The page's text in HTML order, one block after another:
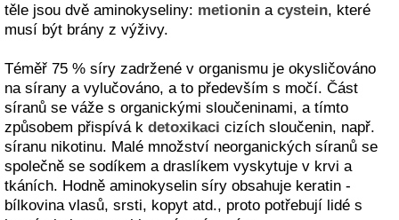
těle jsou dvě aminokyseliny: metionin a cystein, které
musí být brány z výživy.
Téměř 75 % síry zadržené v organismu je okysličováno
na sírany a vylučováno, a to především s močí. Část
síranů se váže s organickými sloučeninami, a tímto
způsobem přispívá k detoxikaci cizích sloučenin, např.
síranu nikotinu. Malé množství neorganických síranů se
společně se sodíkem a draslíkem vyskytuje v krvi a
tkáních. Hodně aminokyselin síry obsahuje keratin -
bílkovina vlasů, srsti, kopyt atd., proto potřebují lidé s